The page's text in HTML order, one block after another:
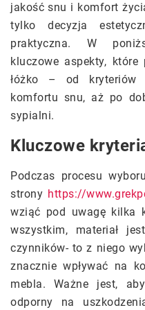
jakość snu i komfort
tylko decyzja
praktyczna. W
kluczowe aspekty,
łóżko – od kryteriów
komfortu snu, aż po
sypialni.
Kluczowe
Podczas procesu
strony https://
wziąć pod uwagę kilka
wszystkim, materiał
czynników- to z niego
znacznie wpływać na
mebla. Ważne jest,
odporny na